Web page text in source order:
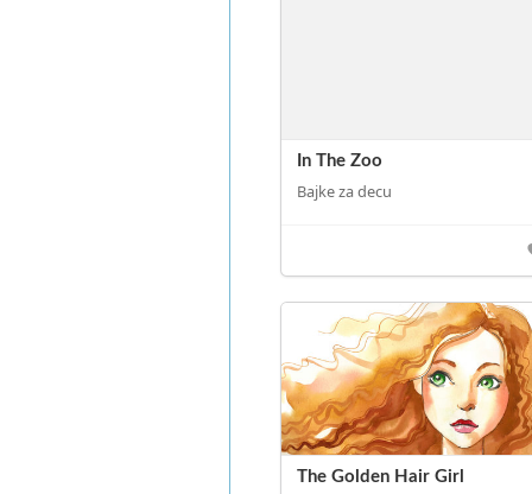
In The Zoo
Bajke za decu
The Golden Hair Girl